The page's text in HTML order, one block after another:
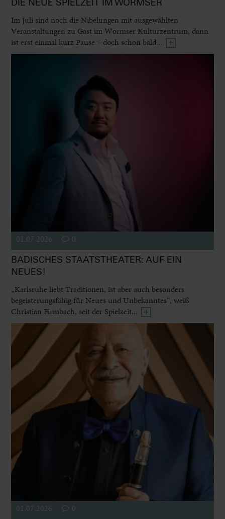
DIE NEUE SPIELZEIT IM WORMSER
Im Juli sind noch die Nibelungen mit ausgewählten
Veranstaltungen zu Gast im Wormser Kulturzentrum, dann
ist erst einmal kurz Pause – doch schon bald...
01.07.2026 0
BADISCHES STAATSTHEATER: AUF EIN
NEUES!
„Karlsruhe liebt Traditionen, ist aber auch besonders
begeisterungsfähig für Neues und Unbekanntes“, weiß
Christian Firmbach, seit der Spielzeit...
01.07.2026 0